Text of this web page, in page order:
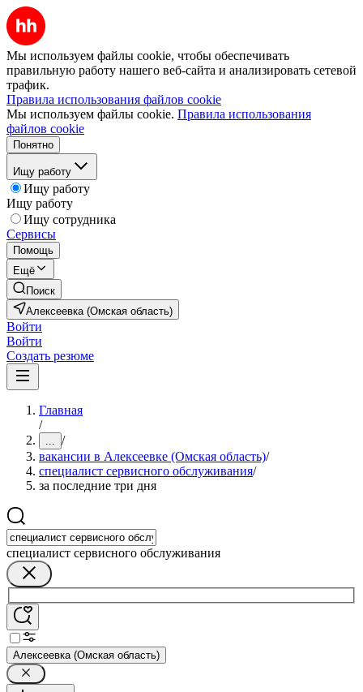
Мы используем файлы cookie, чтобы обеспечивать
правильную работу нашего веб-сайта и анализировать сетевой
трафик.
Правила использования файлов cookie
Мы используем файлы cookie. Правила использования
файлов cookie
Понятно
Ищу работу
Ищу работу
Ищу работу
Ищу сотрудника
Сервисы
Помощь
Ещё
Поиск
Алексеевка (Омская область)
Войти
Войти
Создать резюме
Главная
/
... /
вакансии в Алексеевке (Омская область)/
специалист сервисного обслуживания/
за последние три дня
специалист сервисного обслуживания
Алексеевка (Омская область)